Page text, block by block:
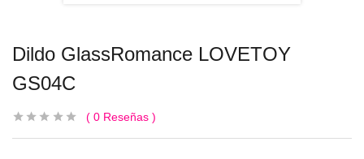
Dildo GlassRomance LOVETOY
GS04C
0 Reseñas